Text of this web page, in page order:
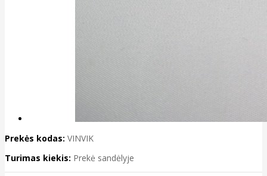
Prekės kodas: VINVIK
Turimas kiekis: Prekė sandėlyje